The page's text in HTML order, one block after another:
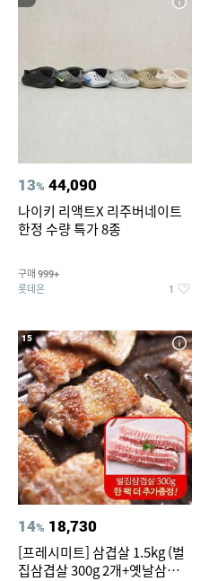
13% 44,090
나이키 리액트X 리주버네이트
한정 수량 특가 8종
구매 999+
롯데온 1
15
14% 18,730
[프레시미트] 삼겹살 1.5kg (벌
집삼겹살 300g 2개+옛날삼겹살